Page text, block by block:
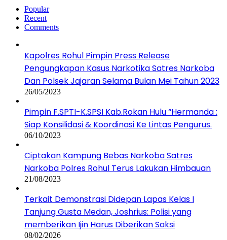
Popular
Recent
Comments
Kapolres Rohul Pimpin Press Release
Pengungkapan Kasus Narkotika Satres Narkoba
Dan Polsek Jajaran Selama Bulan Mei Tahun 2023
26/05/2023
Pimpin F.SPTI-K.SPSI Kab.Rokan Hulu “Hermanda :
Siap Konsilidasi & Koordinasi Ke Lintas Pengurus.
06/10/2023
Ciptakan Kampung Bebas Narkoba Satres
Narkoba Polres Rohul Terus Lakukan Himbauan
21/08/2023
Terkait Demonstrasi Didepan Lapas Kelas I
Tanjung Gusta Medan, Joshrius: Polisi yang
memberikan Ijin Harus Diberikan Saksi
08/02/2026